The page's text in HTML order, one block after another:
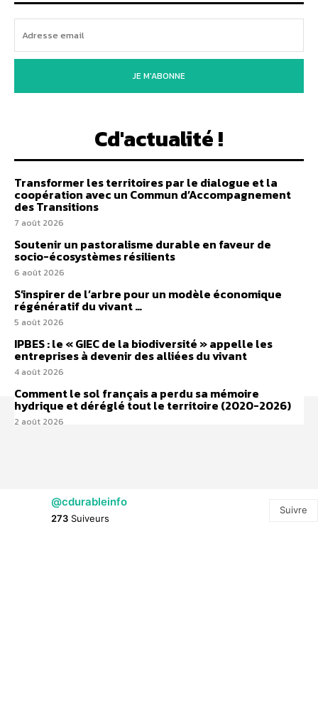
JE M'ABONNE
Cd'actualité !
Transformer les territoires par le dialogue et la
coopération avec un Commun d’Accompagnement
des Transitions
7 août 2026
Soutenir un pastoralisme durable en faveur de
socio-écosystèmes résilients
6 août 2026
S’inspirer de l’arbre pour un modèle économique
régénératif du vivant …
5 août 2026
IPBES : le « GIEC de la biodiversité » appelle les
entreprises à devenir des alliées du vivant
4 août 2026
Comment le sol français a perdu sa mémoire
hydrique et déréglé tout le territoire (2020-2026)
2 août 2026
@cdurableinfo
273 Suiveurs
Suivre